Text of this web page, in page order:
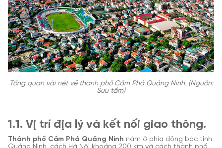
Tổng quan vài nét về thành phố Cẩm Phả Quảng Ninh. (Nguồn:
Sưu tầm)
1.1. Vị trí địa lý và kết nối giao thông.
Thành phố Cẩm Phả Quảng Ninh nằm ở phía đông bắc tỉnh